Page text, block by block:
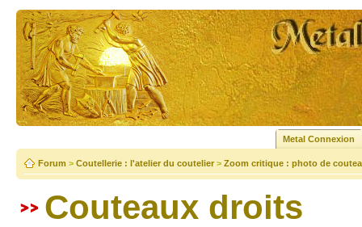
Metal Connexion
Forum > Coutellerie : l'atelier du coutelier > Zoom critique : photo de
Couteaux droits